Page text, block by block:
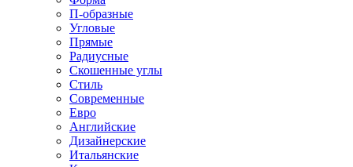
П-образные
Угловые
Прямые
Радиусные
Скошенные углы
Стиль
Современные
Евро
Английские
Дизайнерские
Итальянские